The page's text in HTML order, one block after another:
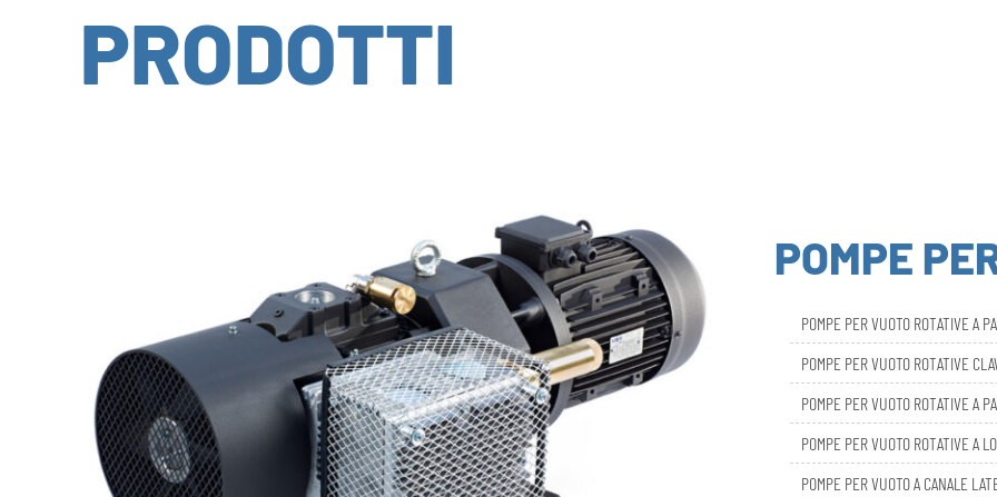
PRODOTTI
POMPE
POMPE PER VUOTO ROTATIVE A
POMPE PER VUOTO ROTATIVE
POMPE PER VUOTO ROTATIVE A
POMPE PER VUOTO ROTATIVE A
POMPE PER VUOTO A CANALE